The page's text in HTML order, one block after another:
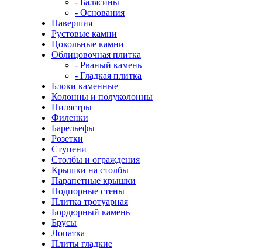
- Балясины
- Основания
Навершия
Рустовые камни
Цокольные камни
Облицовочная плитка
- Рваный камень
- Гладкая плитка
Блоки каменные
Колонны и полуколонны
Пилястры
Филенки
Барельефы
Розетки
Ступени
Столбы и ограждения
Крышки на столбы
Парапетные крышки
Подпорные стены
Плитка тротуарная
Бордюрный камень
Брусы
Лопатка
Плиты гладкие